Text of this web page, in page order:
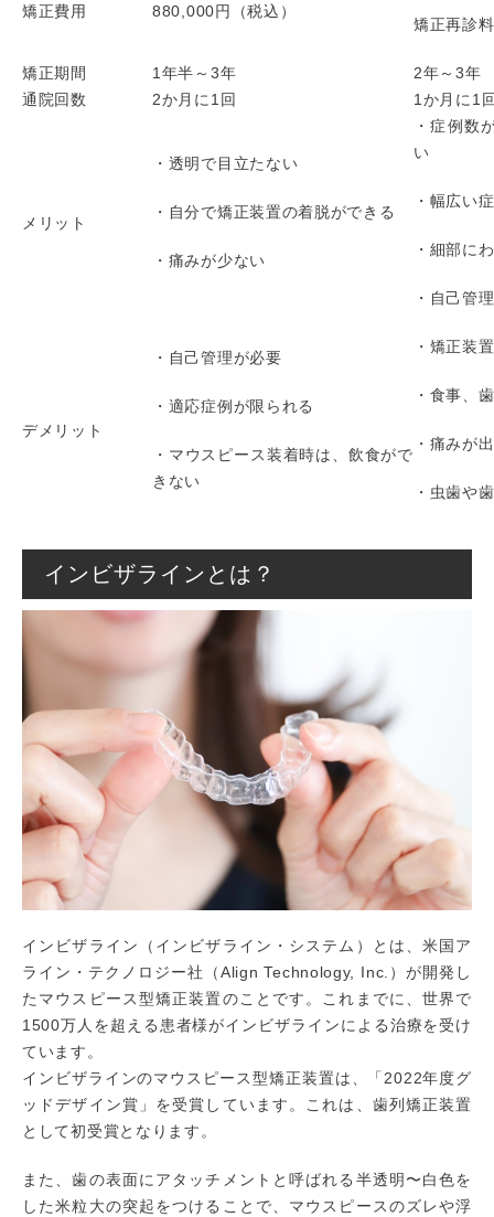
矯正費用 880,000円（税込）
矯正再診
矯正期間 1年半～3年
2年～3年
通院回数
2か月に1回 1か月に1
メリット
・透明で目立たない
・自分で矯正装置の着脱ができる
・痛みが少ない
・症例数
い
・幅広い
・細部に
・自己管
デメリット
・自己管理が必要
・適応症例が限られる
・マウスピース装着時は、飲食がで
きない
・矯正装
・食事、
・痛みが
・虫歯や
インビザラインとは？
インビザライン（インビザライン・システム）とは、米国ア
ライン・テクノロジー社（Align Technology, Inc.）が開発し
たマウスピース型矯正装置のことです。これまでに、世界で
1500万人を超える患者様がインビザラインによる治療を受け
ています。
インビザラインのマウスピース型矯正装置は、「2022年度グ
ッドデザイン賞」を受賞しています。これは、歯列矯正装置
として初受賞となります。
また、歯の表面にアタッチメントと呼ばれる半透明〜白色を
した米粒大の突起をつけることで、マウスピースのズレや浮